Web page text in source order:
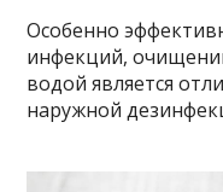
Особенно
инфекций,
водой является
наружной